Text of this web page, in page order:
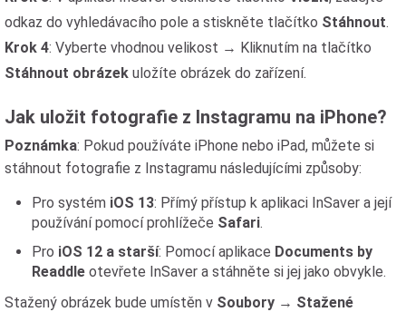
odkaz do vyhledávacího pole a stiskněte tlačítko Stáhnout.
Krok 4: Vyberte vhodnou velikost → Kliknutím na tlačítko
Stáhnout obrázek uložíte obrázek do zařízení.
Jak uložit fotografie z Instagramu na iPhone?
Poznámka: Pokud používáte iPhone nebo iPad, můžete si
stáhnout fotografie z Instagramu následujícími způsoby:
Pro systém iOS 13: Přímý přístup k aplikaci InSaver a její
používání pomocí prohlížeče Safari.
Pro iOS 12 a starší: Pomocí aplikace Documents by
Readdle otevřete InSaver a stáhněte si jej jako obvykle.
Stažený obrázek bude umístěn v Soubory → Stažené